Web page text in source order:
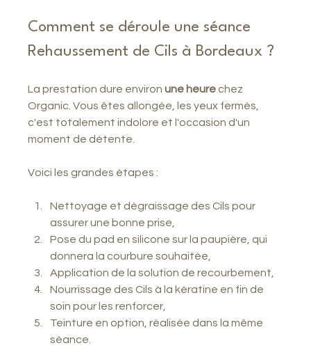
Comment se déroule une séance
Rehaussement de Cils à Bordeaux ?
La prestation dure environ une heure chez
Organic. Vous êtes allongée, les yeux fermés,
c'est totalement indolore et l'occasion d'un
moment de détente.
Voici les grandes étapes :
Nettoyage et dégraissage des Cils pour
assurer une bonne prise,
Pose du pad en silicone sur la paupière, qui
donnera la courbure souhaitée,
Application de la solution de recourbement,
Nourrissage des Cils à la kératine en fin de
soin pour les renforcer,
Teinture en option, réalisée dans la même
séance.